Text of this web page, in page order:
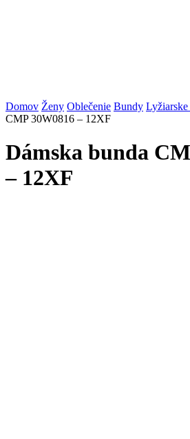
Domov Ženy Oblečenie Bundy
CMP 30W0816 – 12XF
Dámska bunda
– 12XF